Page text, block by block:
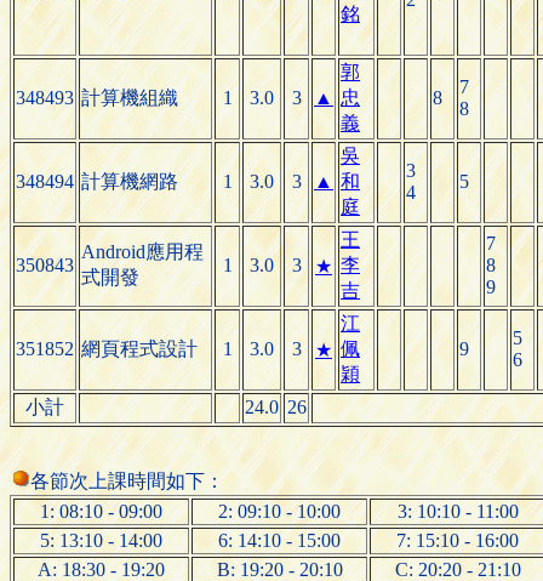
銘
348493 計算機組織 1 3.0 3 ▲
郭
忠
義
8
7
8
348494 計算機網路 1 3.0 3 ▲
吳
和
庭
3
4
5
350843
Android應用程
式開發
1 3.0 3 ★
王
李
吉
7
8
9
351852 網頁程式設計 1 3.0 3 ★
江
佩
穎
9
5
6
小計 24.0 26
各節次上課時間如下：
1: 08:10 - 09:00
2: 09:10 - 10:00
3: 10:10 - 11:00
5: 13:10 - 14:00
6: 14:10 - 15:00
7: 15:10 - 16:00
A: 18:30 - 19:20
B: 19:20 - 20:10 C: 20:20 - 21:10